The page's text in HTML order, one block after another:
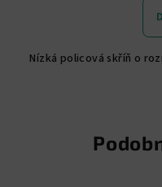
Nízká policová skříň o